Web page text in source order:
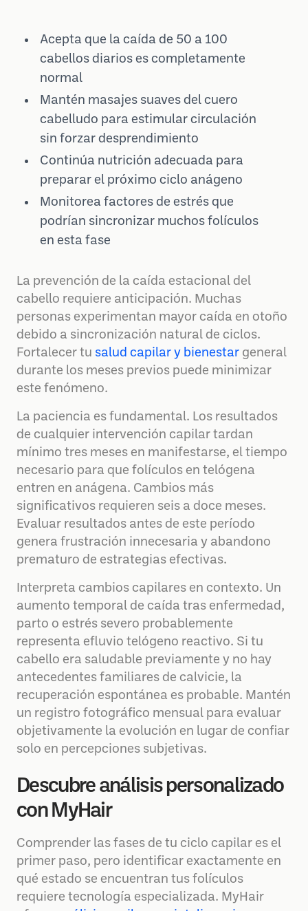
Acepta que la caída de 50 a 100
cabellos diarios es completamente
normal
Mantén masajes suaves del cuero
cabelludo para estimular circulación
sin forzar desprendimiento
Continúa nutrición adecuada para
preparar el próximo ciclo anágeno
Monitorea factores de estrés que
podrían sincronizar muchos folículos
en esta fase
La prevención de la caída estacional del
cabello requiere anticipación. Muchas
personas experimentan mayor caída en otoño
debido a sincronización natural de ciclos.
Fortalecer tu salud capilar y bienestar general
durante los meses previos puede minimizar
este fenómeno.
La paciencia es fundamental. Los resultados
de cualquier intervención capilar tardan
mínimo tres meses en manifestarse, el tiempo
necesario para que folículos en telógena
entren en anágena. Cambios más
significativos requieren seis a doce meses.
Evaluar resultados antes de este período
genera frustración innecesaria y abandono
prematuro de estrategias efectivas.
Interpreta cambios capilares en contexto. Un
aumento temporal de caída tras enfermedad,
parto o estrés severo probablemente
representa efluvio telógeno reactivo. Si tu
cabello era saludable previamente y no hay
antecedentes familiares de calvicie, la
recuperación espontánea es probable. Mantén
un registro fotográfico mensual para evaluar
objetivamente la evolución en lugar de confiar
solo en percepciones subjetivas.
Descubre análisis personalizado
con MyHair
Comprender las fases de tu ciclo capilar es el
primer paso, pero identificar exactamente en
qué estado se encuentran tus folículos
requiere tecnología especializada. MyHair